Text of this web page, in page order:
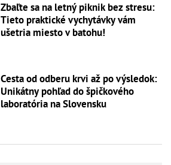
Zbaľte sa na letný piknik bez stresu:
Tieto praktické vychytávky vám
ušetria miesto v batohu!
Cesta od odberu krvi až po výsledok:
Unikátny pohľad do špičkového
laboratória na Slovensku